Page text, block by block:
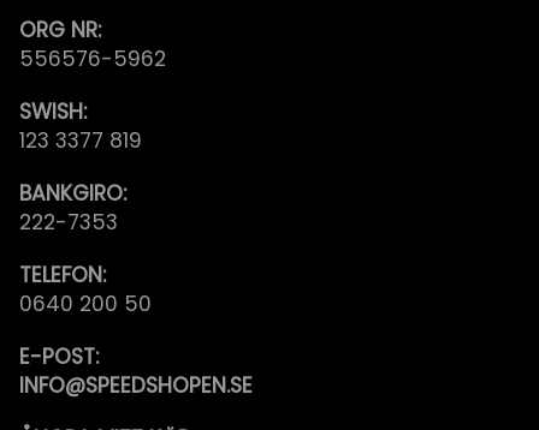
ORG NR:
556576-5962
SWISH:
123 3377 819
BANKGIRO:
222-7353
TELEFON:
0640 200 50
E-POST:
INFO@SPEEDSHOPEN.SE